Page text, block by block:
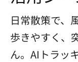
日常散策で、
歩きやすく、
ん。AIトラッ